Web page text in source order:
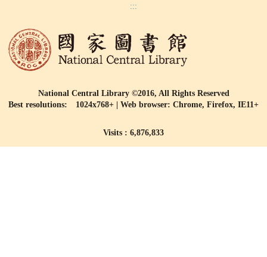
:::
National Central Library ©2016, All Rights Reserved
Best resolutions: 1024x768+ | Web browser: Chrome, Firefox, IE11+
Visits : 6,876,833